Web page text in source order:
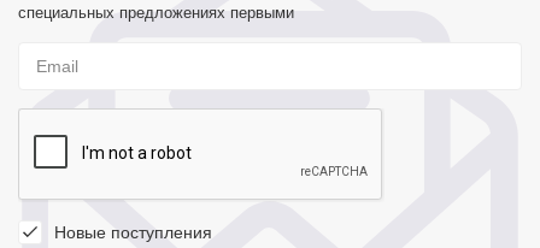
специальных предложениях первыми
Новые поступления